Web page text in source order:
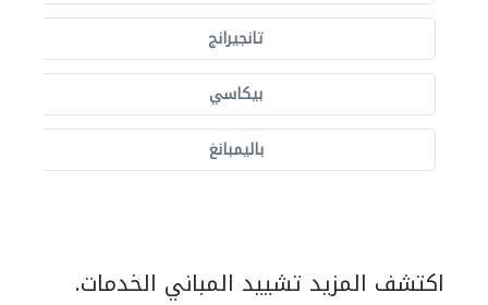
تانجيرانج
بيكاسي
باليمبانغ
اكتشف المزيد تشييد المباني الخدمات.